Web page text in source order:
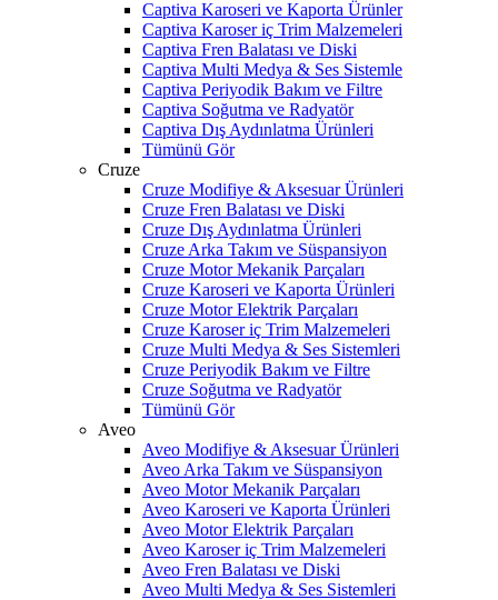
Captiva Karoseri ve Kaporta Ürünler
Captiva Karoser iç Trim Malzemeleri
Captiva Fren Balatası ve Diski
Captiva Multi Medya & Ses Sistemle
Captiva Periyodik Bakım ve Filtre
Captiva Soğutma ve Radyatör
Captiva Dış Aydınlatma Ürünleri
Tümünü Gör
Cruze
Cruze Modifiye & Aksesuar Ürünleri
Cruze Fren Balatası ve Diski
Cruze Dış Aydınlatma Ürünleri
Cruze Arka Takım ve Süspansiyon
Cruze Motor Mekanik Parçaları
Cruze Karoseri ve Kaporta Ürünleri
Cruze Motor Elektrik Parçaları
Cruze Karoser iç Trim Malzemeleri
Cruze Multi Medya & Ses Sistemleri
Cruze Periyodik Bakım ve Filtre
Cruze Soğutma ve Radyatör
Tümünü Gör
Aveo
Aveo Modifiye & Aksesuar Ürünleri
Aveo Arka Takım ve Süspansiyon
Aveo Motor Mekanik Parçaları
Aveo Karoseri ve Kaporta Ürünleri
Aveo Motor Elektrik Parçaları
Aveo Karoser iç Trim Malzemeleri
Aveo Fren Balatası ve Diski
Aveo Multi Medya & Ses Sistemleri